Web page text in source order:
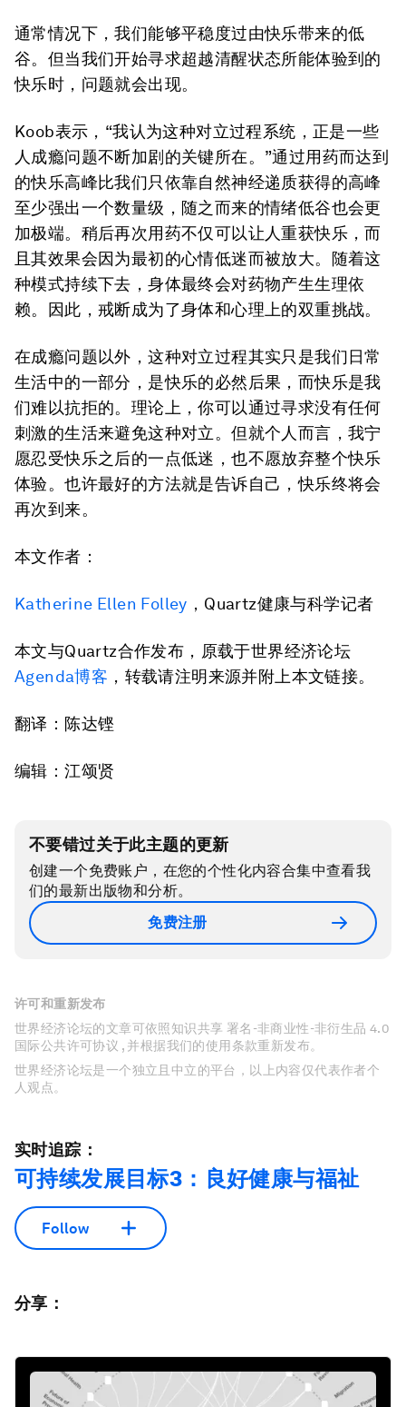
通常情况下，我们能够平稳度过由快乐带来的低
谷。但当我们开始寻求超越清醒状态所能体验到的
快乐时，问题就会出现。
Koob表示，“我认为这种对立过程系统，正是一些
人成瘾问题不断加剧的关键所在。”通过用药而达到
的快乐高峰比我们只依靠自然神经递质获得的高峰
至少强出一个数量级，随之而来的情绪低谷也会更
加极端。 稍后再次用药不仅可以让人重获快乐，而
且其效果会因为最初的心情低迷而被放大。随着这
种模式持续下去，身体最终会对药物产生生理依
赖。因此，戒断成为了身体和心理上的双重挑战。
在成瘾问题以外，这种对立过程其实只是我们日常
生活中的一部分，是快乐的必然后果，而快乐是我
们难以抗拒的。理论上，你可以通过寻求没有任何
刺激的生活来避免这种对立。但就个人而言，我宁
愿忍受快乐之后的一点低迷，也不愿放弃整个快乐
体验。也许最好的方法就是告诉自己，快乐终将会
再次到来。
本文作者：
Katherine Ellen Folley ，Quartz健康与科学记者
本文与Quartz合作发布，原载于世界经济论坛
Agenda博客 ，转载请注明来源并附上本文链接。
翻译：陈达铿
编辑：江颂贤
不要错过关于此主题的更新
创建一个免费账户，在您的个性化内容合集中查看我
们的最新出版物和分析。
免费注册
许可和重新发布
世界经济论坛的文章可依照知识共享 署名-非商业性-非衍生品 4.0
国际公共许可协议 , 并根据我们的使用条款重新发布。
世界经济论坛是一个独立且中立的平台，以上内容仅代表作者个
人观点。
实时追踪：
可持续发展目标3：良好健康与福祉
Follow
分享：